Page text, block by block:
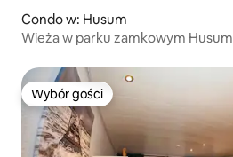
Condo w: Husum
Wieża w parku zamkowym Husum
Wybór gości
Wybór gości